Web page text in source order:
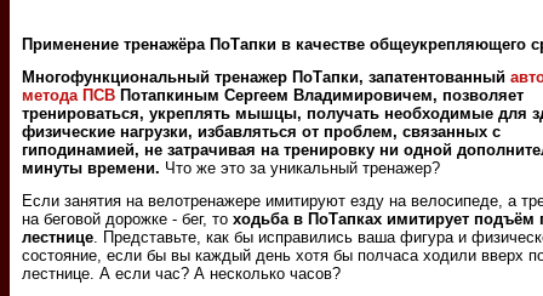
Применение тренажёра ПоТапки в качестве общеукрепляющего
Многофункциональный тренажер ПоТапки, запатентованный
метода ПСВ Потапкиным Сергеем Владимировичем, позволяет
тренироваться, укреплять мышцы, получать необходимые для
физические нагрузки, избавляться от проблем, связанных с
гиподинамией, не затрачивая на тренировку ни одной
минуты времени. Что же это за уникальный тренажер?
Если занятия на велотренажере имитируют езду на велосипеде, а
на беговой дорожке - бег, то ходьба в ПоТапках имитирует подъём
лестнице . Представьте, как бы исправились ваша фигура и
состояние, если бы вы каждый день хотя бы полчаса ходили вверх
лестнице. А если час? А несколько часов?